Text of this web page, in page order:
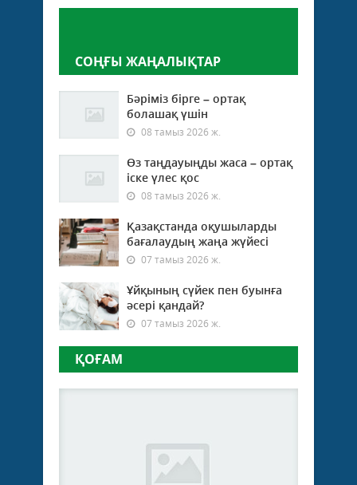
СОҢҒЫ ЖАҢАЛЫҚТАР
Бәріміз бірге – ортақ
болашақ үшін
08 тамыз 2026 ж.
Өз таңдауыңды жаса – ортақ
іске үлес қос
08 тамыз 2026 ж.
Қазақстанда оқушыларды
бағалаудың жаңа жүйесі
07 тамыз 2026 ж.
Ұйқының сүйек пен буынға
әсері қандай?
07 тамыз 2026 ж.
ҚОҒАМ